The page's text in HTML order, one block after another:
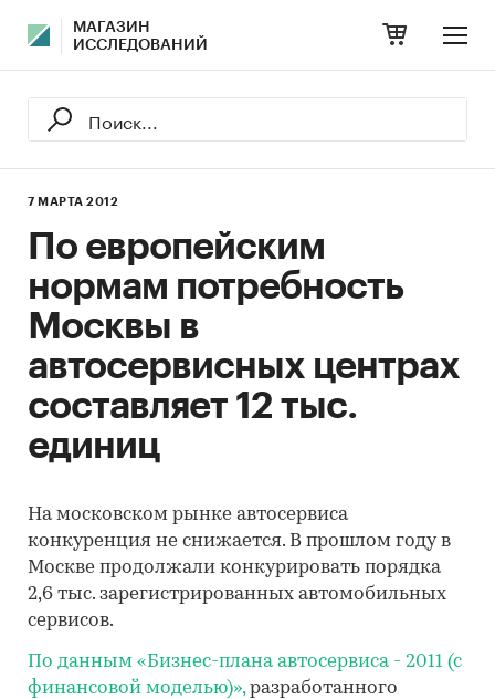
МАГАЗИН
ИССЛЕДОВАНИЙ
7 МАРТА 2012
По европейским
нормам потребность
Москвы в
автосервисных центрах
составляет 12 тыс.
единиц
На московском рынке автосервиса
конкуренция не снижается. В прошлом году в
Москве продолжали конкурировать порядка
2,6 тыс. зарегистрированных автомобильных
сервисов.
По данным «Бизнес-плана автосервиса - 2011 (с
финансовой моделью)»,разработанного